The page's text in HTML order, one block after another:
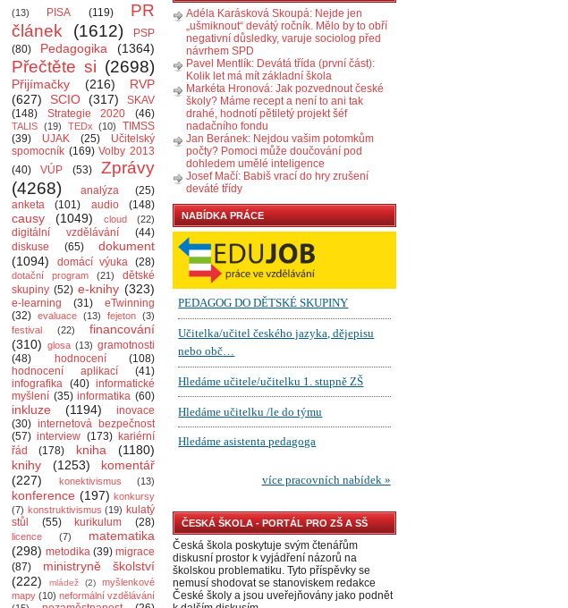
(13)
PISA (119)
PR
článek
(1612)
PSP
(80)
Pedagogika (1364)
Přečtěte si (2698)
Přijímačky (216)
RVP
(627)
SCIO (317)
SKAV
(148)
Strategie 2020 (46)
TALIS (19) TEDx (10)
TIMSS
(39)
UJAK (25)
Učitelský
spomocník (169) Volby 2013
(40)
VÚP (53)
Zprávy
(4268)
analýza
(25)
anketa
(101) audio (148)
causy (1049) cloud (22)
digitální vzdělávání
(44)
diskuse
(65)
dokument
(1094)
domácí výuka (28)
dotační program (21)
dětské
skupiny (52) e-knihy (323)
e-learning (31)
eTwinning
(32) evaluace (13) fejeton (3)
festival
(22)
financování
(310) glosa (13) gramotnosti
(48)
hodnocení
(108)
hodnocení aplikací
(41)
infografika (40) informatické
myšlení (35) informatika (60)
inkluze (1194)
inovace
(30) internetová bezpečnost
(57) interview (173) kariérní
řád
(178) kniha
(1180)
knihy
(1253)
komentář
(227)
konektivismus (13)
konference (197) konkursy
(7) konstruktivismus (19) kulatý
stůl
(55) kurikulum (28)
licence (7)
matematika
(298) metodika (39) migrace
(87)
ministryně školství
(222)
mládež (2)
myšlenkové
mapy (10) neformální vzdělávání
Adéla Karásková Skoupá: Nejde jen
„ušmiknout“ devátý ročník. Mělo by to obří
negativní důsledky, varuje sociolog před
návrhem SPD
Pavel Mentlík: Devátá třída (první část):
Kolik let má mít základní škola
Markéta Hronová: Jak pozvednout české
školy? Máme recept a není to ani tak
drahé, hodnotí pětiletý projekt šéf
nadačního fondu
Jan Beránek: Nejdou vašim potomkům
počty? Pomoci může doučování pod
dohledem umělé inteligence
Josef Mačí: Babiš vrací do hry zrušení
deváté třídy
NABÍDKA PRÁCE
ČESKÁ ŠKOLA - PORTÁL PRO ZŠ A SŠ
Česká škola poskytuje svým čtenářům
diskusní prostor k vyjádření názorů na
školskou problematiku. Tyto příspěvky se
nemusí shodovat se stanoviskem redakce
České školy a jsou uveřejňovány jako podnět